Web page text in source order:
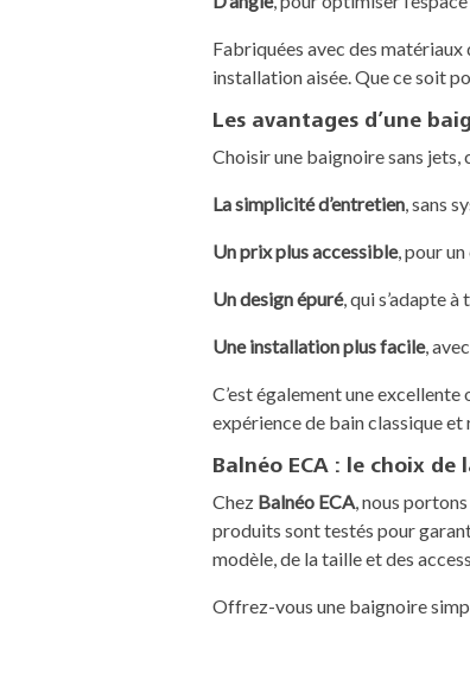
Fabriquées avec des matériaux
installation aisée. Que ce soit
Les avantages d’une
Choisir une baignoire sans jets,
La simplicité d’entretien, sans
Un prix plus accessible, pour
Un design épuré, qui s’adapte
Une installation plus facile,
C’est également une
expérience de bain classique et
Balnéo ECA : le choix
Chez Balnéo ECA, nous
produits sont testés pour
modèle, de la taille et des
Offrez-vous une baignoire